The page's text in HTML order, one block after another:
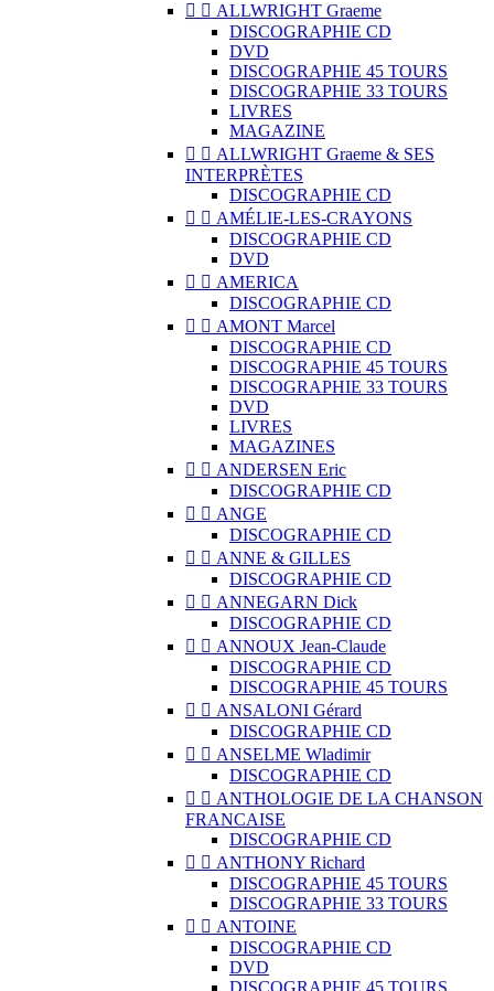
  ALLWRIGHT Graeme
DISCOGRAPHIE CD
DVD
DISCOGRAPHIE 45 TOURS
DISCOGRAPHIE 33 TOURS
LIVRES
MAGAZINE
  ALLWRIGHT Graeme & SES
INTERPRÈTES
DISCOGRAPHIE CD
  AMÉLIE-LES-CRAYONS
DISCOGRAPHIE CD
DVD
  AMERICA
DISCOGRAPHIE CD
  AMONT Marcel
DISCOGRAPHIE CD
DISCOGRAPHIE 45 TOURS
DISCOGRAPHIE 33 TOURS
DVD
LIVRES
MAGAZINES
  ANDERSEN Eric
DISCOGRAPHIE CD
  ANGE
DISCOGRAPHIE CD
  ANNE & GILLES
DISCOGRAPHIE CD
  ANNEGARN Dick
DISCOGRAPHIE CD
  ANNOUX Jean-Claude
DISCOGRAPHIE CD
DISCOGRAPHIE 45 TOURS
  ANSALONI Gérard
DISCOGRAPHIE CD
  ANSELME Wladimir
DISCOGRAPHIE CD
  ANTHOLOGIE DE LA CHANSON
FRANCAISE
DISCOGRAPHIE CD
  ANTHONY Richard
DISCOGRAPHIE 45 TOURS
DISCOGRAPHIE 33 TOURS
  ANTOINE
DISCOGRAPHIE CD
DVD
DISCOGRAPHIE 45 TOURS